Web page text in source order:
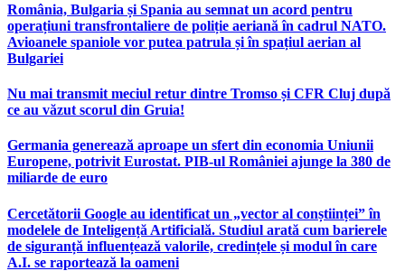
România, Bulgaria și Spania au semnat un acord pentru
operațiuni transfrontaliere de poliție aeriană în cadrul NATO.
Avioanele spaniole vor putea patrula și în spațiul aerian al
Bulgariei
Nu mai transmit meciul retur dintre Tromso și CFR Cluj după
ce au văzut scorul din Gruia!
Germania generează aproape un sfert din economia Uniunii
Europene, potrivit Eurostat. PIB-ul României ajunge la 380 de
miliarde de euro
Cercetătorii Google au identificat un „vector al conștiinței” în
modelele de Inteligență Artificială. Studiul arată cum barierele
de siguranță influențează valorile, credințele și modul în care
A.I. se raportează la oameni